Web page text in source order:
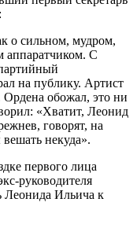
о сильном, мудром,
С
на публику. Артист
обожал, это ни
«Хватит, Леонид
говорят, на
некуда».
первого лица
руководителя
Леонида Ильича к